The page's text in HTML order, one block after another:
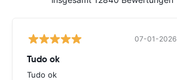
07-01-2026
Tudo ok
Tudo ok